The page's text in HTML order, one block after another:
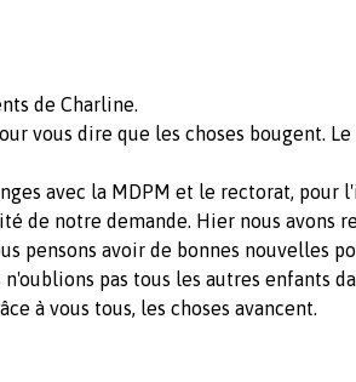
de Charline.
vous dire que les choses bougent.
avec la MDPM et le rectorat, pour
de notre demande. Hier nous avons
pensons avoir de bonnes nouvelles
pas tous les autres enfants
à vous tous, les choses avancent.